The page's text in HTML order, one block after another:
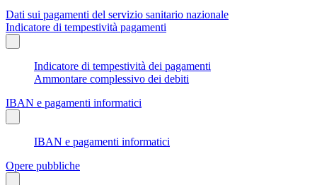
Dati sui pagamenti del servizio sanitario nazionale
Indicatore di tempestività pagamenti
Indicatore di tempestività dei pagamenti
Ammontare complessivo dei debiti
IBAN e pagamenti informatici
IBAN e pagamenti informatici
Opere pubbliche